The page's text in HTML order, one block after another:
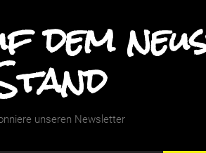
dem
unseren Newsletter